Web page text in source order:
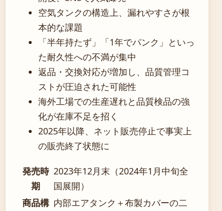
空気タンクの構造上、漏れやすさが根
本的な課題
「半年持たず」「1年でパンク」といっ
た耐久性への不満が集中
返品・交換対応が増加し、品質管理コ
ストが圧迫された可能性
海外工場での生産遅れと品質検品の強
化が在庫不足を招く
2025年以降、ネット販売停止で事実上
の販売終了状態に
発売時
期
2023年12月末（2024年1月中旬全
国展開）
商品構 内部エアタンク＋布製カバーの二